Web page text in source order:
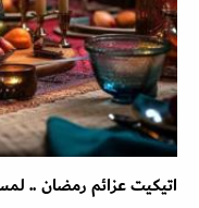
اتيكيت عزائم رمضان ..